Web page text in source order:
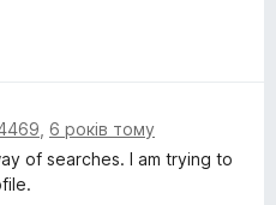
6 років тому
of searches. I am trying to